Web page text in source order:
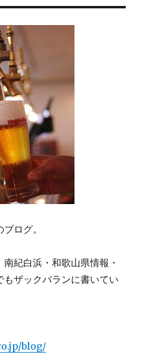
ログ。
紀白浜・和歌山県情報・
ザックバランに書いてい
blog/